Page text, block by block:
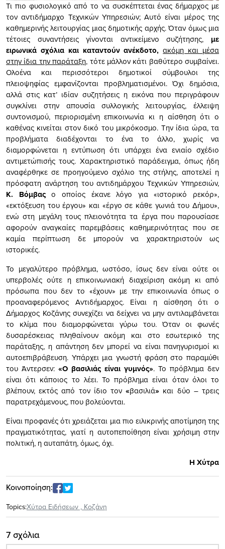
Τι πιο φυσιολογικό από το να συσκέπτεται ένας δήμαρχος με
τον αντιδήμαρχο Τεχνικών Υπηρεσιών; Αυτό είναι μέρος της
καθημερινής λειτουργίας μιας δημοτικής αρχής. Όταν όμως μια
τέτοιες συναντήσεις γίνονται αντικείμενο συζήτησης, με
ειρωνικά σχόλια και καταντούν ανέκδοτο, ακόμη και μέσα
στην ίδια την παράταξη, τότε μάλλον κάτι βαθύτερο συμβαίνει.
Ολοένα και περισσότεροι δημοτικοί σύμβουλοι της
πλειοψηφίας εμφανίζονται προβληματισμένοι. Όχι δημόσια,
αλλά στις κατ’ ιδίαν συζητήσεις η εικόνα που περιγράφουν
συγκλίνει στην απουσία συλλογικής λειτουργίας, έλλειψη
συντονισμού, περιορισμένη επικοινωνία κι η αίσθηση ότι ο
καθένας κινείται στον δικό του μικρόκοσμο. Την ίδια ώρα, τα
προβλήματα διαδέχονται το ένα το άλλο, χωρίς να
διαμορφώνεται η εντύπωση ότι υπάρχει ένα ενιαίο σχέδιο
αντιμετώπισής τους. Χαρακτηριστικό παράδειγμα, όπως ήδη
αναφέρθηκε σε προηγούμενο σχόλιο της στήλης, αποτελεί η
πρόσφατη ανάρτηση του αντιδημάρχου Τεχνικών Υπηρεσιών,
Κ. Βόμβαςο οποίος έκανε λόγο για «ιστορικό ρεκόρ»,
«εκτόξευση του έργου» και «έργο σε κάθε γωνιά του Δήμου»,
ενώ στη μεγάλη τους πλειονότητα τα έργα που παρουσίασε
αφορούν αναγκαίες παρεμβάσεις καθημερινότητας που σε
καμία περίπτωση δε μπορούν να χαρακτηριστούν ως
ιστορικές.
Το μεγαλύτερο πρόβλημα, ωστόσο, ίσως δεν είναι ούτε οι
υπερβολές ούτε η επικοινωνιακή διαχείριση ακόμη κι από
πρόσωπα που δεν το «έχουν» με την επικοινωνία όπως ο
προαναφερόμενος Αντιδήμαρχος. Είναι η αίσθηση ότι ο
Δήμαρχος Κοζάνης συνεχίζει να δείχνει να μην αντιλαμβάνεται
το κλίμα που διαμορφώνεται γύρω του. Όταν οι φωνές
δυσαρέσκειας πληθαίνουν ακόμη και στο εσωτερικό της
παράταξης, η απάντηση δεν μπορεί να είναι πανηγυρισμοί κι
αυτοεπιβράβευση. Υπάρχει μια γνωστή φράση στο παραμύθι
του Άντερσεν: «Ο βασιλιάς είναι γυμνός». Το πρόβλημα δεν
είναι ότι κάποιος το λέει. Το πρόβλημα είναι όταν όλοι το
βλέπουν, εκτός από τον ίδιο τον«βασιλιά» και δύο – τρεις
παρατρεχάμενους, που βολεύονται.
Είναι προφανές ότι χρειάζεται μια πιο ειλικρινής αποτίμηση της
πραγματικότητας, γιατί η αυτοπεποίθηση είναι χρήσιμη στην
πολιτική, η αυταπάτη, όμως, όχι.
Η Χύτρα
Κοινοποίηση:
Topics:Xύτρα Ειδήσεων , Κοζάνη
7 σχόλια